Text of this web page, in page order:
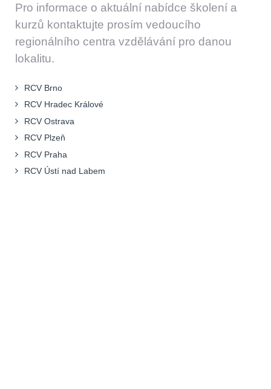
Pro informace o aktuální nabídce školení a
kurzů kontaktujte prosím vedoucího
regionálního centra vzdělávání pro danou
lokalitu.
RCV Brno
RCV Hradec Králové
RCV Ostrava
RCV Plzeň
RCV Praha
RCV Ústí nad Labem